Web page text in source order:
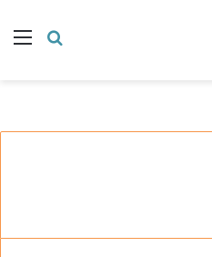
البحث